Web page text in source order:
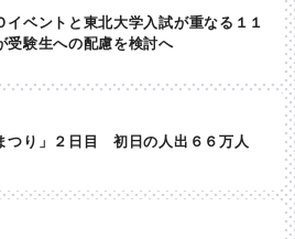
イベントと東北大学入試が重なる１１
験生への配慮を検討へ
つり」２日目 初日の人出６６万人